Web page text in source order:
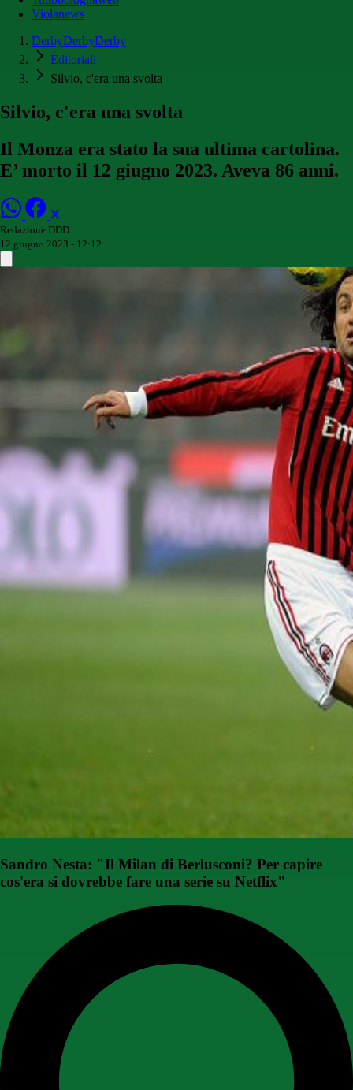
Violanews
DerbyDerbyDerby
Editoriali
Silvio, c'era una svolta
Silvio, c'era una svolta
Il Monza era stato la sua ultima cartolina.
E’ morto il 12 giugno 2023. Aveva 86 anni.
Redazione DDD
12 giugno 2023 - 12:12
Sandro Nesta: "Il Milan di Berlusconi? Per capire
cos'era si dovrebbe fare una serie su Netflix"